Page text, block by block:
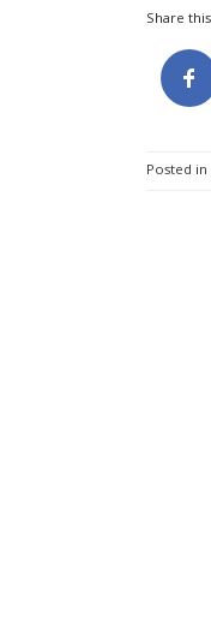
Share
Posted in